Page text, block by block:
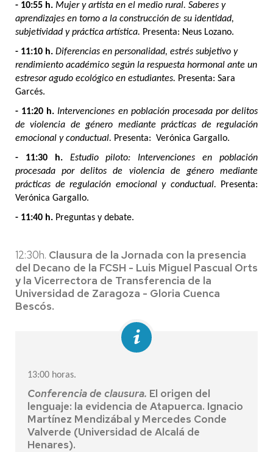
- 10:55 h. Mujer y artista en el medio rural. Saberes y
aprendizajes en torno a la construcción de su identidad,
subjetividad y práctica artística. Presenta: Neus Lozano.
- 11:10 h. Diferencias en personalidad, estrés subjetivo y
rendimiento académico según la respuesta hormonal ante un
estresor agudo ecológico en estudiantes. Presenta: Sara
Garcés.
- 11:20 h. Intervenciones en población procesada por delitos
de violencia de género mediante prácticas de regulación
emocional y conductual. Presenta: Verónica Gargallo.
- 11:30 h. Estudio piloto: Intervenciones en población
procesada por delitos de violencia de género mediante
prácticas de regulación emocional y conductual.
Presenta:
Verónica Gargallo.
- 11:40 h. Preguntas y debate.
12:30h. Clausura de la Jornada con la presencia
del Decano de la FCSH - Luis Miguel Pascual Orts
y la Vicerrectora de Transferencia de la
Universidad de Zaragoza - Gloria Cuenca
Bescós.
13:00 horas.
Conferencia de clausura. El origen del
lenguaje: la evidencia de Atapuerca. Ignacio
Martínez Mendizábal y Mercedes Conde
Valverde (Universidad de Alcalá de
Henares).